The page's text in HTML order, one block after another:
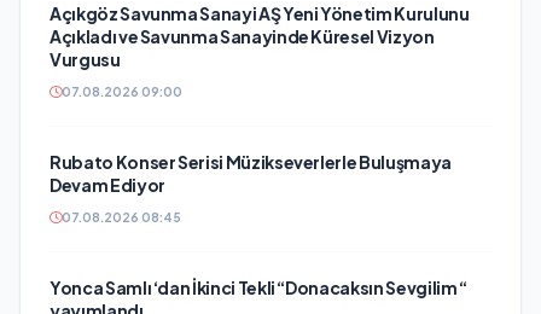
Açıkgöz Savunma Sanayi AŞ Yeni Yönetim Kurulunu
Açıkladı ve Savunma Sanayinde Küresel Vizyon
Vurgusu
07.08.2026 09:00
Rubato Konser Serisi Müzikseverlerle Buluşmaya
Devam Ediyor
07.08.2026 08:45
Yonca Samlı ‘dan İkinci Tekli “Donacaksın Sevgilim “